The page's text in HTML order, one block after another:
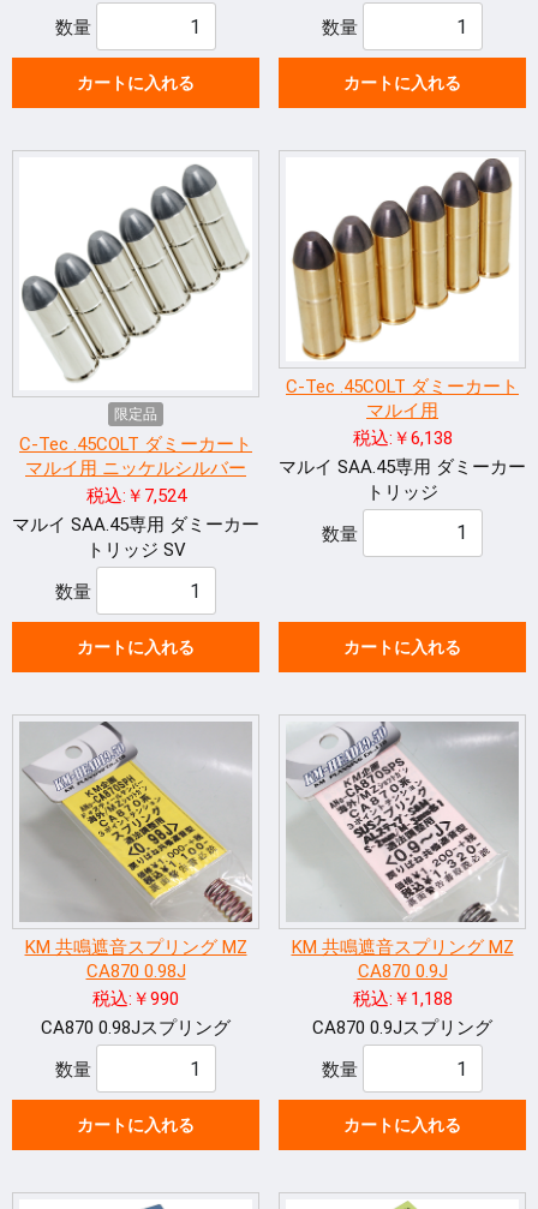
数量
カートに入れる
数量
カートに入れる
限定品
C-Tec .45COLT ダミーカート
マルイ用 ニッケルシルバー
税込:￥7,524
マルイ SAA.45専用 ダミーカー
トリッジ SV
数量
カートに入れる
C-Tec .45COLT ダミーカート
マルイ用
税込:￥6,138
マルイ SAA.45専用 ダミーカー
トリッジ
数量
カートに入れる
KM 共鳴遮音スプリング MZ
CA870 0.98J
税込:￥990
CA870 0.98Jスプリング
数量
カートに入れる
KM 共鳴遮音スプリング MZ
CA870 0.9J
税込:￥1,188
CA870 0.9Jスプリング
数量
カートに入れる